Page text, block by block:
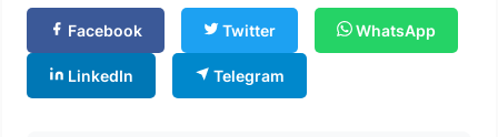
Facebook Twitter WhatsApp
LinkedIn Telegram